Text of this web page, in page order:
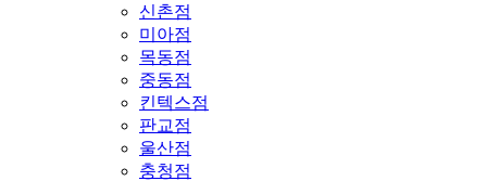
신촌점
미아점
목동점
중동점
킨텍스점
판교점
울산점
충청점